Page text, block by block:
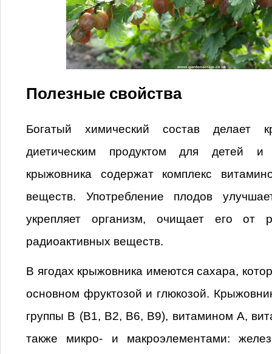
Полезные свойства
Богатый химический состав делает
диетическим продуктом для детей и
крыжовника содержат комплекс
веществ. Употребление плодов
укрепляет организм, очищает его от
радиоактивных веществ.
В ягодах крыжовника имеются сахара,
основном фруктозой и глюкозой.
группы В (В1, В2, В6, В9), витамином A,
также микро- и макроэлементами: